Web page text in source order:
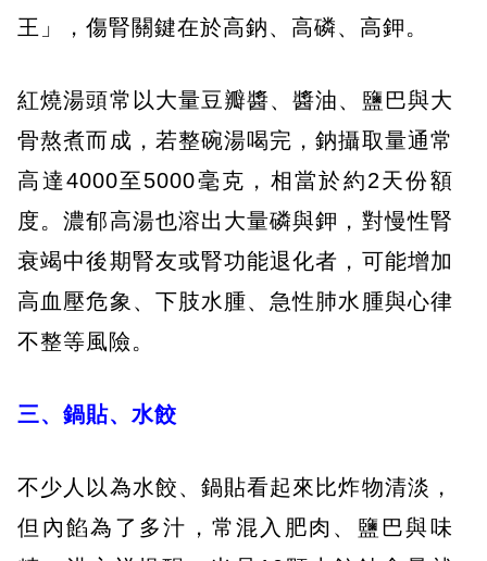
王」，傷腎關鍵在於高鈉、高磷、高鉀。
紅燒湯頭常以大量豆瓣醬、醬油、鹽巴與大
骨熬煮而成，若整碗湯喝完，鈉攝取量通常
高達4000至5000毫克，相當於約2天份額
度。濃郁高湯也溶出大量磷與鉀，對慢性腎
衰竭中後期腎友或腎功能退化者，可能增加
高血壓危象、下肢水腫、急性肺水腫與心律
不整等風險。
三、鍋貼、水餃
不少人以為水餃、鍋貼看起來比炸物清淡，
但內餡為了多汁，常混入肥肉、鹽巴與味